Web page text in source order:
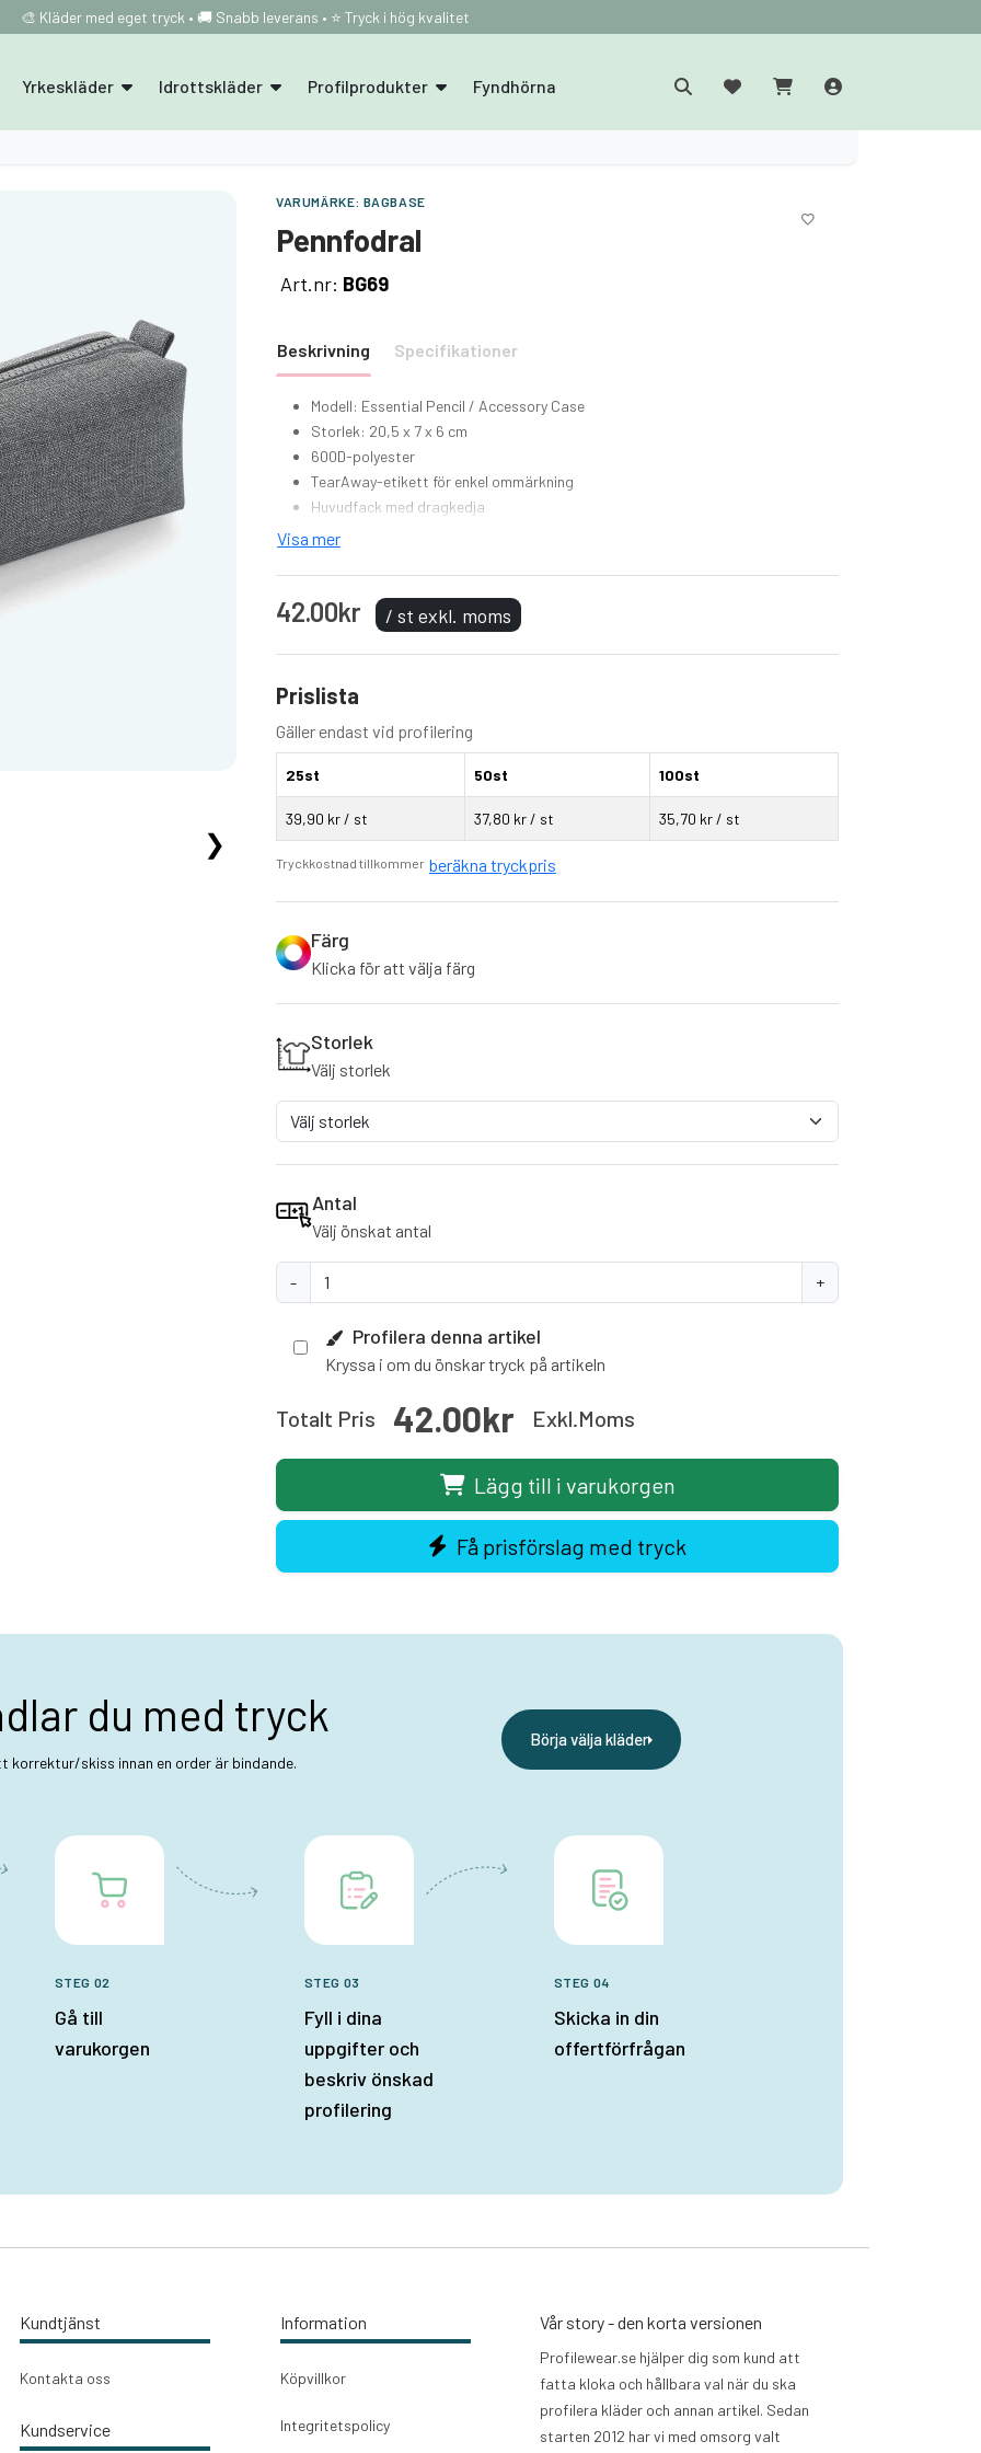
🎨 Kläder med eget tryck • 🚚 Snabb leverans • ⭐ Tryck i hög kvalitet
Yrkeskläder Idrottskläder Profilprodukter Fyndhörna
❯
VARUMÄRKE: BAGBASE
Pennfodral
Art.nr: BG69
Beskrivning Specifikationer
Modell: Essential Pencil / Accessory Case
Storlek: 20,5 x 7 x 6 cm
600D-polyester
TearAway-etikett för enkel ommärkning
Huvudfack med dragkedja
Kan dekoreras fram och bak
Visa mer
42.00kr / st exkl. moms
Prislista
Gäller endast vid profilering
25st 50st 100st
39,90 kr / st 37,80 kr / st 35,70 kr / st
Tryckkostnad tillkommer beräkna tryckpris
Färg
Klicka för att välja färg
Storlek
Välj storlek
Antal
Välj önskat antal
- +
Profilera denna artikel
Kryssa i om du önskar tryck på artikeln
Totalt Pris 42.00kr Exkl.moms
Lägg till i varukorgen
Få prisförslag med tryck
du med tryck
korrektur/skiss innan en order är bindande.
Börja välja kläder
STEG 02
Gå till
varukorgen
STEG 03
Fyll i dina
uppgifter och
beskriv önskad
profilering
STEG 04
Skicka in din
offertförfrågan
Kundtjänst
Kontakta oss
Kundservice
Information
Köpvillkor
Integritetspolicy
Vår story - den korta versionen
Profilewear.se hjälper dig som kund att
fatta kloka och hållbara val när du ska
profilera kläder och annan artikel. Sedan
starten 2012 har vi med omsorg valt